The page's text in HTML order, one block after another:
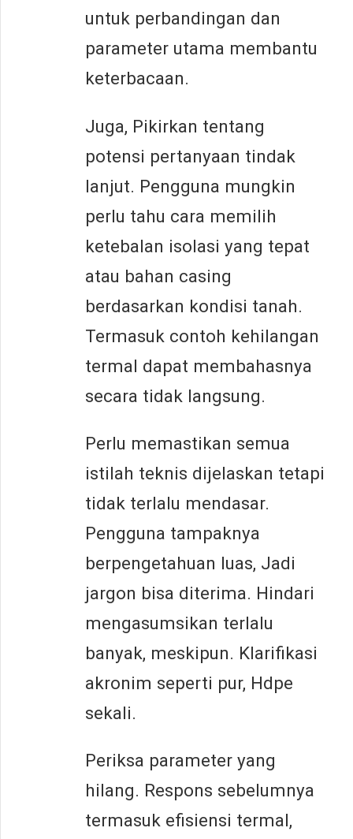
untuk perbandingan dan
parameter utama membantu
keterbacaan.
Juga, Pikirkan tentang
potensi pertanyaan tindak
lanjut. Pengguna mungkin
perlu tahu cara memilih
ketebalan isolasi yang tepat
atau bahan casing
berdasarkan kondisi tanah.
Termasuk contoh kehilangan
termal dapat membahasnya
secara tidak langsung.
Perlu memastikan semua
istilah teknis dijelaskan tetapi
tidak terlalu mendasar.
Pengguna tampaknya
berpengetahuan luas, Jadi
jargon bisa diterima. Hindari
mengasumsikan terlalu
banyak, meskipun. Klarifikasi
akronim seperti pur, Hdpe
sekali.
Periksa parameter yang
hilang. Respons sebelumnya
termasuk efisiensi termal,